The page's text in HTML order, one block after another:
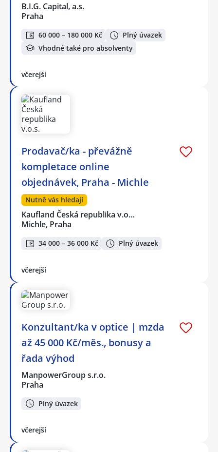
B.I.G. Capital, a.s.
Praha
60 000 – 180 000 Kč
Plný úvazek
Vhodné také pro absolventy
včerejší
Prodavač/ka - převážně
kompletace online
objednávek, Praha - Michle
Nutně vás hledají
Kaufland Česká republika v.o…
Michle, Praha
34 000 – 36 000 Kč Plný úvazek
včerejší
Konzultant/ka v optice | mzda
až 45 000 Kč/měs., bonusy a
řada výhod
ManpowerGroup s.r.o.
Praha
Plný úvazek
včerejší